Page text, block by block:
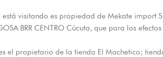
está visitando es propiedad de Mekate import
BRR CENTRO Cúcuta, que para los
el propietario de la tienda El Machetico;